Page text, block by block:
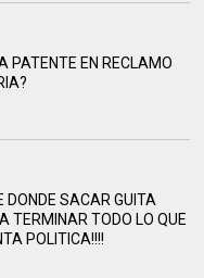
PATENTE EN RECLAMO
DONDE SACAR GUITA
TERMINAR TODO LO QUE
POLITICA!!!!